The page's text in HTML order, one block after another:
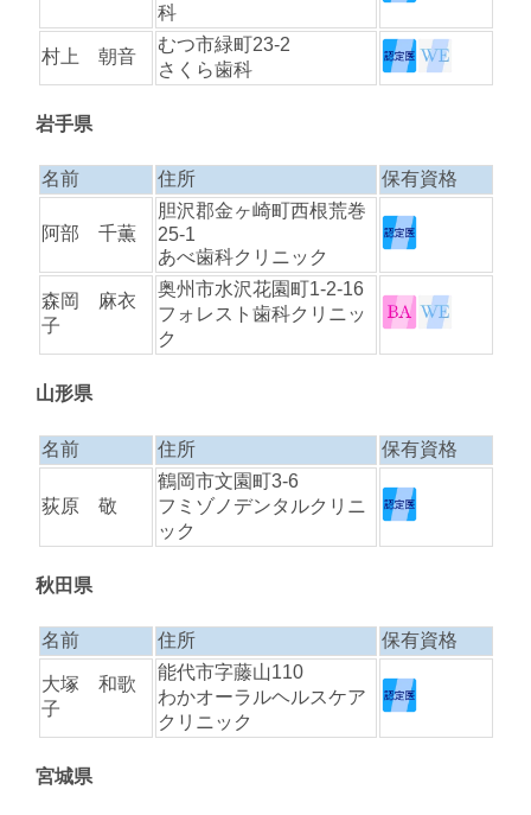
科
村上 朝音
むつ市緑町23-2
さくら歯科
岩手県
名前 住所 保有資格
阿部 千薫
胆沢郡金ヶ崎町西根荒巻
25-1
あべ歯科クリニック
森岡 麻衣
子
奥州市水沢花園町1-2-16
フォレスト歯科クリニッ
ク
山形県
名前 住所 保有資格
荻原 敬
鶴岡市文園町3-6
フミゾノデンタルクリニ
ック
秋田県
名前 住所 保有資格
大塚 和歌
子
能代市字藤山110
わかオーラルヘルスケア
クリニック
宮城県